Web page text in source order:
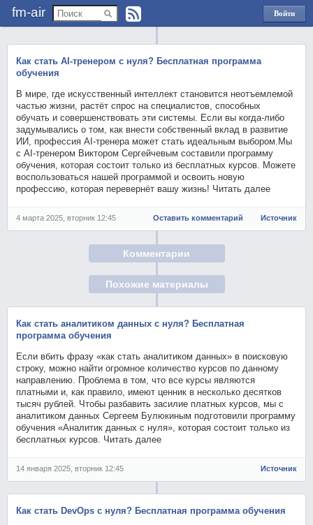
fm-air
Войти
через
Как стать AI-тренером с нуля? Бесплатная программа
обучения
В мире, где искусственный интеллект становится неотъемлемой
частью жизни, растёт спрос на специалистов, способных
обучать и совершенствовать эти системы. Если вы когда-либо
задумывались о том, как внести собственный вклад в развитие
ИИ, профессия AI-тренера может стать идеальным выбором.Мы
с AI-тренером Виктором Сергейчевым составили программу
обучения, которая состоит только из бесплатных курсов. Можете
воспользоваться нашей программой и освоить новую
профессию, которая перевернёт вашу жизнь! Читать далее
4 марта 2025, вторник 12:45 Оставить комментарий Источник
Комментарии
Похожие материалы
Как стать аналитиком данных с нуля? Бесплатная
программа обучения
Если вбить фразу «как стать аналитиком данных» в поисковую
строку, можно найти огромное количество курсов по данному
направлению. Проблема в том, что все курсы являются
платными и, как правило, имеют ценник в несколько десятков
тысяч рублей. Чтобы разбавить засилие платных курсов, мы с
аналитиком данных Сергеем Булюкиным подготовили программу
обучения «Аналитик данных с нуля», которая состоит только из
бесплатных курсов. Читать далее
14 января 2025, вторник 12:45 Источник
Как стать DevOps с нуля? Бесплатная программа обучения